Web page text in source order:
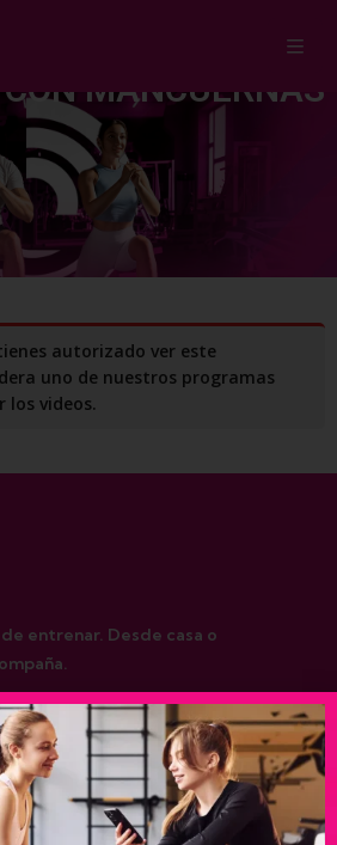
TRÍCEPS TORSO
MANCUERNAS
autorizado ver este
uno de nuestros programas
los videos.
entrenar. Desde casa o